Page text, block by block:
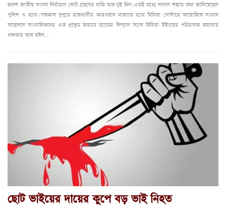
দ্বাদশ জাতীয় সংসদ নির্বাচনে ভোট গ্রহণের বাকি মাত্র দুই দিন। এরই মধ্যে নানান শঙ্কার কথা জানিয়েছেন
পুলিশ ও র‌্যাব। গতকাল দুপুরে রাজধানীর কারওয়ান বাজারে র‌্যাব মিডিয়া সেন্টারে আয়োজিত সংবাদ
সম্মেলনে সাংবাদিকদের এক প্রশ্নের জবাবে র‌্যাবের লিগ্যাল অ্যান্ড মিডিয়া উইংয়ের পরিচালক কমান্ডার
খন্দকার আল মঈন…
ছোট ভাইয়ের দায়ের কুপে বড় ভাই নিহত